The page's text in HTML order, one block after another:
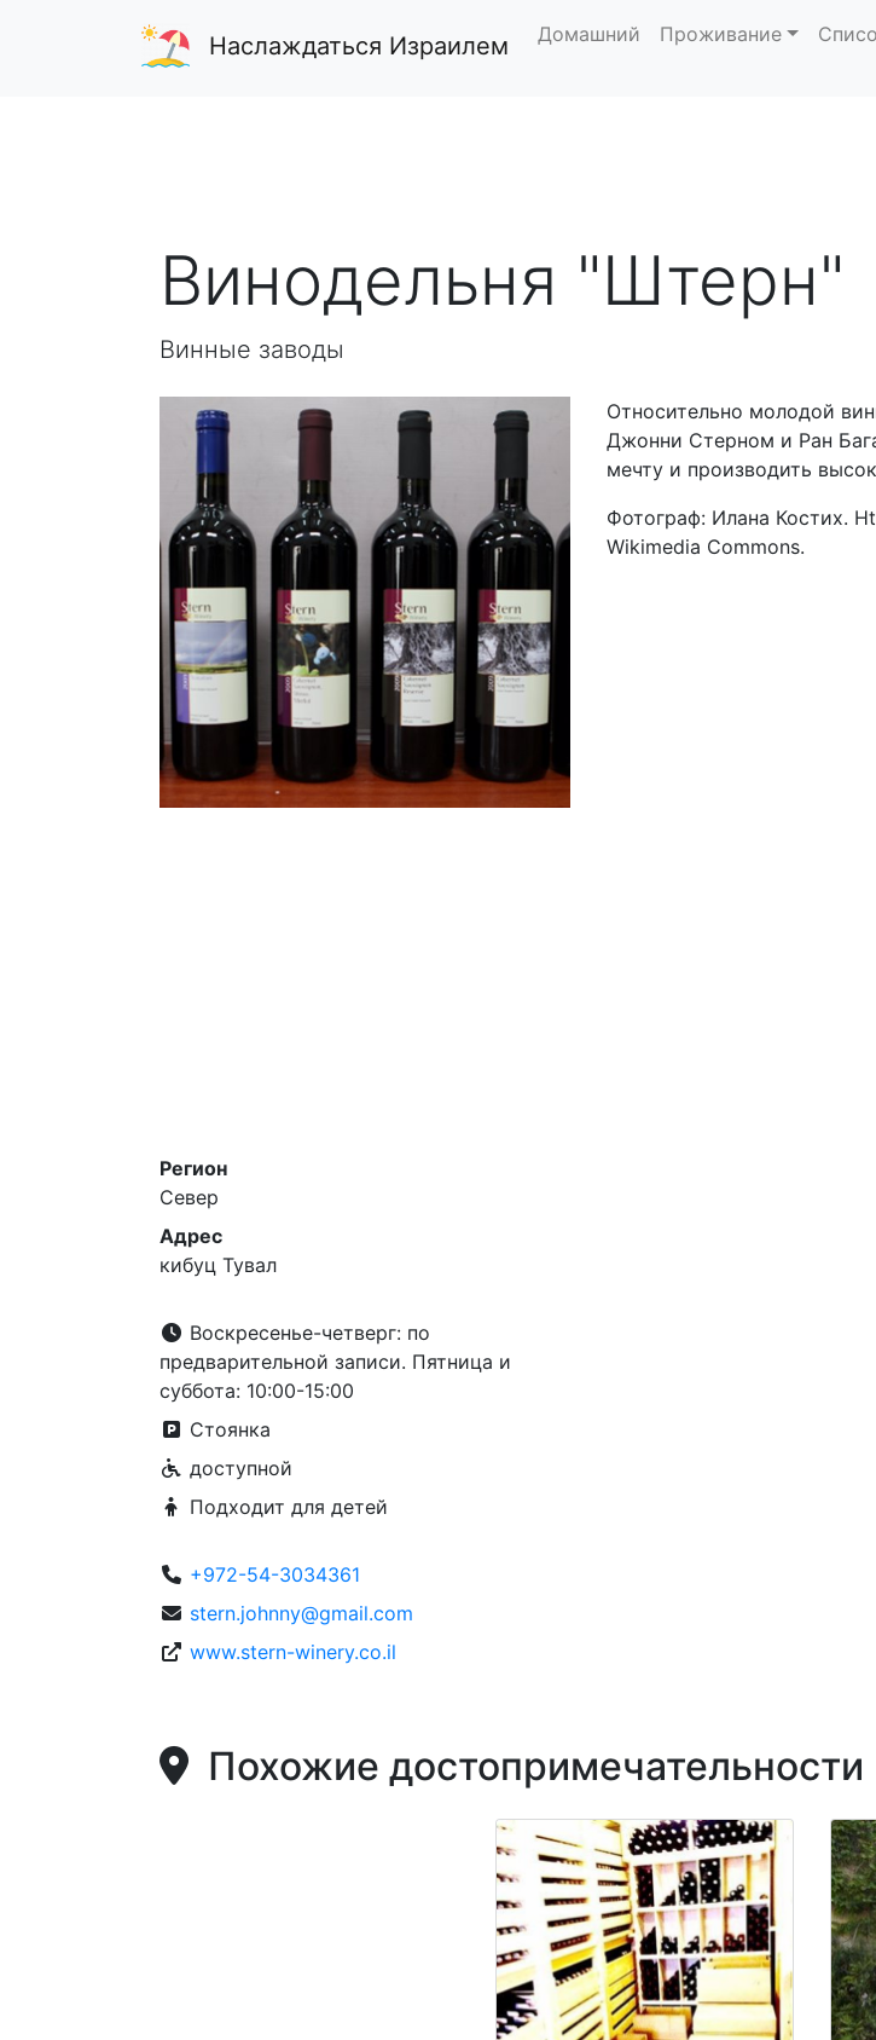
Наслаждаться Израилем Домашний Проживание
Винодельня "Штерн"
Винные заводы
Относительно молодой
Джонни Стерном и Ран
мечту и производить
Фотограф: Илана Костих.
Wikimedia Commons.
Регион
Север
Адрес
кибуц Тувал
Воскресенье-четверг: по
предварительной записи. Пятница и
суббота: 10:00-15:00
Стоянка
доступной
Подходит для детей
+972-54-3034361
stern.johnny@gmail.com
www.stern-winery.co.il
Похожие достопримечательности